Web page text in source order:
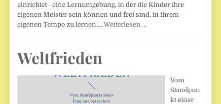
einrichtet - eine Lernumgebung, in der die Kinder ihre
eigenen Meister sein können und frei sind, in ihrem
eigenen Tempo zu lernen.…Weiterlesen …
Weltfrieden
Vom
Standpun
kt einer